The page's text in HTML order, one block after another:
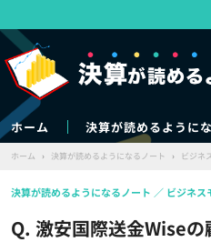
ホーム 決算が読めるように
ホーム › 決算が読めるようになるノート › ビジネ
Q. 激安国際送金Wise
決算が読めるようになるノート ビジネス